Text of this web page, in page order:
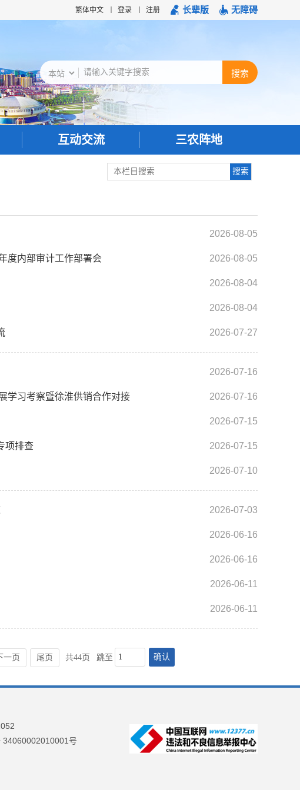
繁体中文 登录 注册 长辈版 无障碍
互动交流 三农阵地
2026-08-05
度内部审计工作部署会 2026-08-05
2026-08-04
2026-08-04
2026-07-27
2026-07-16
学习考察暨徐淮供销合作对接 2026-07-16
2026-07-15
项排查 2026-07-15
2026-07-10
2026-07-03
2026-06-16
2026-06-16
2026-06-11
2026-06-11
下一页 尾页 共44页 跳至 确认
34060002010001号